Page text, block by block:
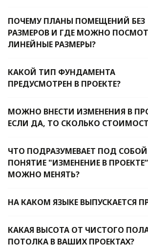
ПОЧЕМУ ПЛАНЫ ПОМЕЩЕНИЙ БЕЗ
РАЗМЕРОВ И ГДЕ МОЖНО
ЛИНЕЙНЫЕ РАЗМЕРЫ?
КАКОЙ ТИП ФУНДАМЕНТА
ПРЕДУСМОТРЕН В ПРОЕКТЕ?
МОЖНО ВНЕСТИ ИЗМЕНЕНИЯ В
ЕСЛИ ДА, ТО СКОЛЬКО
ЧТО ПОДРАЗУМЕВАЕТ ПОД СОБОЙ
ПОНЯТИЕ "ИЗМЕНЕНИЕ В
МОЖНО МЕНЯТЬ?
НА КАКОМ ЯЗЫКЕ ВЫПУСКАЕТСЯ
КАКАЯ ВЫСОТА ОТ ЧИСТОГО
ПОТОЛКА В ВАШИХ ПРОЕКТАХ?